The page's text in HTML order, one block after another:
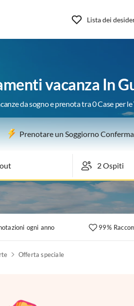
Lista dei
vacanza In
da sogno e prenota tra 0 Case per le
Prenotare un Soggiorno
ogni anno 99%
Offerta speciale